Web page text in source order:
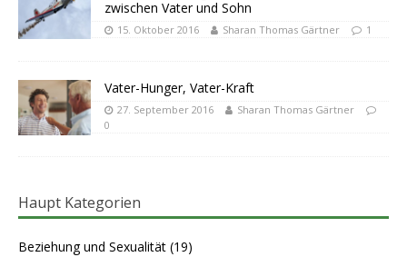
zwischen Vater und Sohn
15. Oktober 2016 Sharan Thomas Gärtner 1
Vater-Hunger, Vater-Kraft
27. September 2016
Sharan Thomas Gärtner
0
Haupt Kategorien
Beziehung und Sexualität (19)